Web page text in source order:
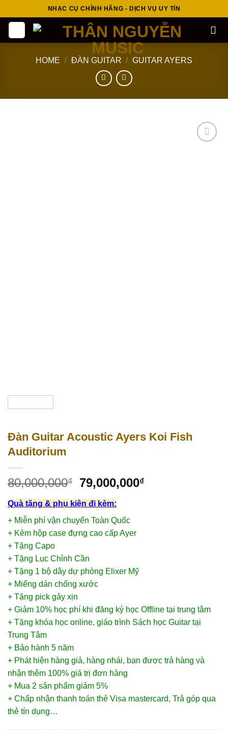
to
NHẠC CỤ CHÍNH HÃNG - DỊCH VỤ UY TÍN
HOME / ĐÀN GUITAR / GUITAR AYERS
Đàn Guitar Acoustic Ayers Koi Fish
Auditorium
80,000,000₫ 79,000,000₫
Quà tặng & phụ kiện đi kèm:
+ Miễn phí vận chuyển Toàn Quốc
+ Kèm hộp case đựng cao cấp Ayer
+ Tặng Capo
+ Tặng Lục Chỉnh Cần
+ Tặng 1 bộ dây dự phòng Elixer Mỹ
+ Miếng dán chống xước
+ Tặng pick gảy xịn
+ Giảm 10% học phí khi đăng ký học Offline tại trung tâm
+ Tặng khóa học online, giáo trình Sách học Guitar tại
Trung Tâm
+ Bảo hành 5 năm
+ Phát hiện hàng giả, hàng nhái, bạn được trả hàng và
nhận thêm 100% giá trị đơn hàng
+ Mua 2 sản phẩm giảm 5%
+ Chấp nhận thanh toán thẻ Visa mastercard, Trả góp qua
thẻ tín dụng…